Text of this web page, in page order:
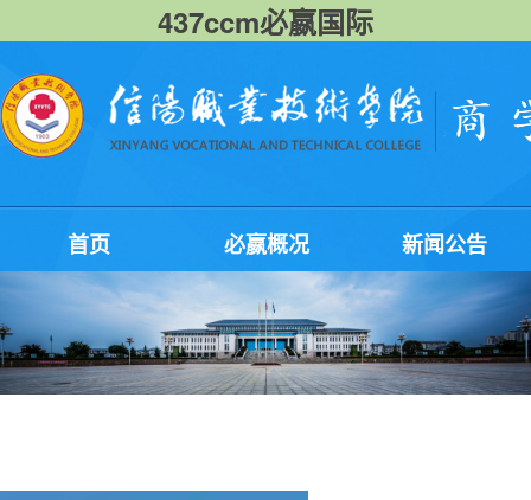
437ccm必嬴国际
首页 必嬴概况 新闻公告